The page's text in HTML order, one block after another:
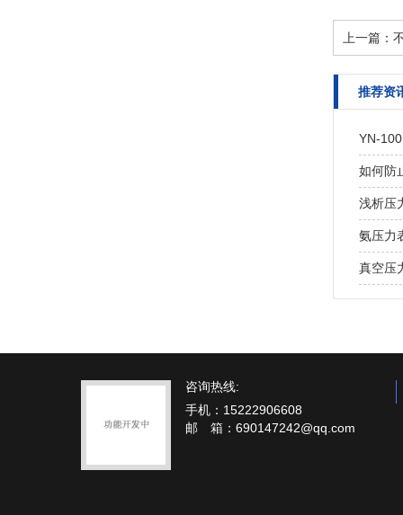
上一篇：
推荐资
YN-
如何防
浅析压
氨压力
真空压
咨询热线:
手机：15222906608
邮 箱：690147242@qq.com